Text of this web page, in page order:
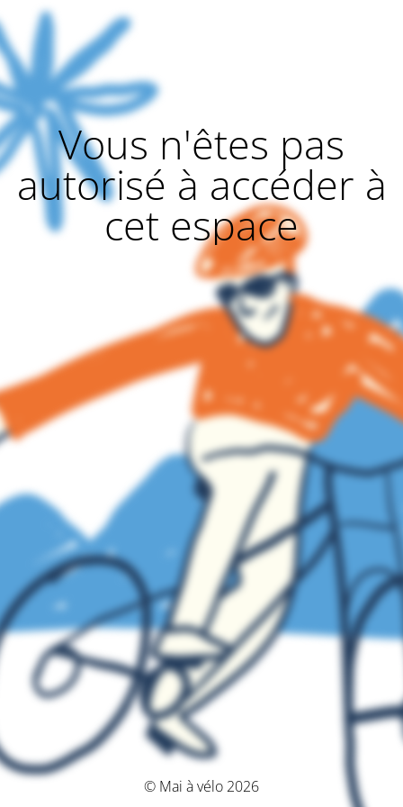
Vous n'êtes pas
autorisé à accéder à
cet espace
© Mai à vélo 2026